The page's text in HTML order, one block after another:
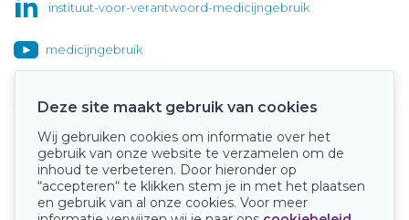
instituut-voor-verantwoord-medicijngebruik
medicijngebruik
Onze keurmerken
Deze site maakt gebruik van cookies
Wij gebruiken cookies om informatie over het
gebruik van onze website te verzamelen om de
inhoud te verbeteren. Door hieronder op
“accepteren“ te klikken stem je in met het plaatsen
en gebruik van al onze cookies. Voor meer